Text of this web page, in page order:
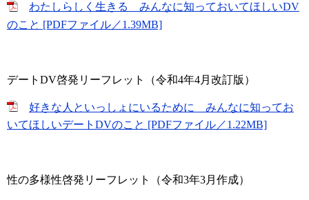
わたしらしく生きる みんなに知っておいてほしいDV
のこと [PDFファイル／1.39MB]
デートDV啓発リーフレット（令和4年4月改訂版）
好きな人といっしょにいるために みんなに知ってお
いてほしいデートDVのこと [PDFファイル／1.22MB]
性の多様性啓発リーフレット（令和3年3月作成）